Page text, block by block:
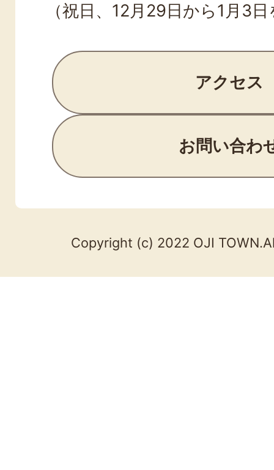
（祝日、12月29日から1月3
アクセス
お問い合わ
Copyright (c) 2022 OJI